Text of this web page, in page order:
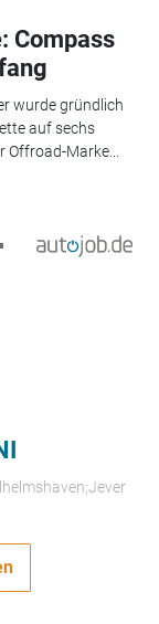
Compass
wurde gründlich
auf sechs
Marke...